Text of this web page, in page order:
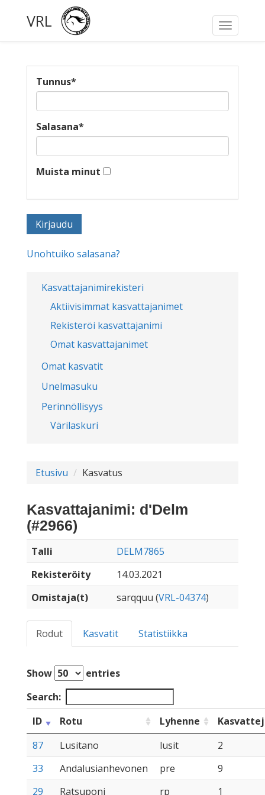
Toggle
VRL
Kasvattajanimirekisteri
Aktiivisimmat kasvattajanimet
Rekisteröi kasvattajanimi
Omat kasvattajanimet
Omat kasvatit
Unelmasuku
Perinnöllisyys
Värilaskuri
Tunnus*
Salasana*
Muista minut
Unohtuiko salasana?
Etusivu Kasvatus
Kasvattajanimi: d'Delm
(#2966)
Talli
DELM7865
Rekisteröity
14.03.2021
Omistaja(t)
sarqquu (VRL-04374)
Rodut Kasvatit Statistiikka
Show
entries
Search:
ID
Rotu Lyhenne
87
Lusitano lusit
2
33
Andalusianhevonen pre
9
29
Ratsuponi rp 1